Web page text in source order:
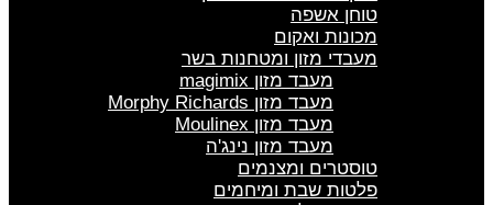
טוחן אשפה
מכונות ואקום
מעבדי מזון ומטחנות בשר
מעבד מזון magimix
מעבד מזון Morphy Richards
מעבד מזון Moulinex
מעבד מזון נינג'ה
טוסטרים ומצנמים
פלטות שבת ומיחמים